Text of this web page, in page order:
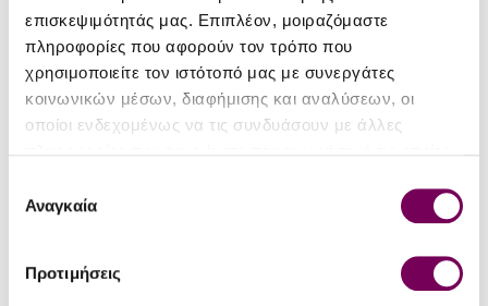
επισκεψιμότητάς μας. Επιπλέον, μοιραζόμαστε
πληροφορίες που αφορούν τον τρόπο που
χρησιμοποιείτε τον ιστότοπό μας με συνεργάτες
κοινωνικών μέσων, διαφήμισης και αναλύσεων, οι
οποίοι ενδεχομένως να τις συνδυάσουν με άλλες
των υπηρεσιών τους.
συγκατάθεσης
Αναγκαία
Προτιμήσεις
Premium Spirits
Whisky - Gin - Vodka & More